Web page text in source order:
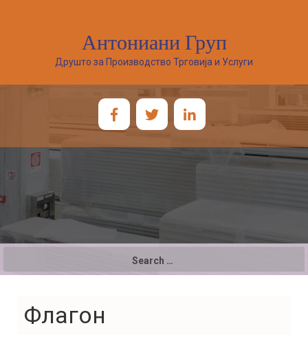
Антониани Груп
Друшто за Производство Трговија и Услуги
Флагон